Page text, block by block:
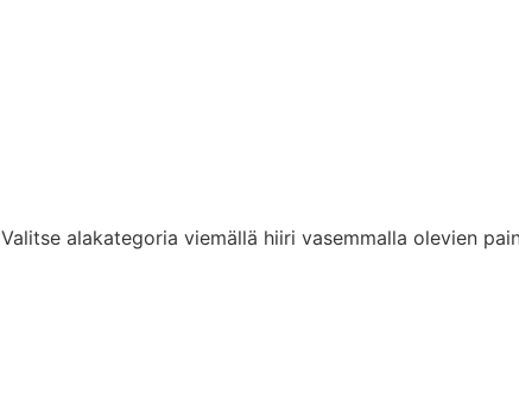
Valitse alakategoria viemällä hiiri vasemmalla olevien